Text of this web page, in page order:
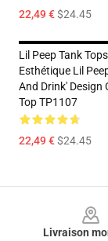
22,49 €$24.45
Lil Peep Tank
Esthétique Lil Peep
And Drink' Design
Top TP1107
22,49 €$24.45
Livraison